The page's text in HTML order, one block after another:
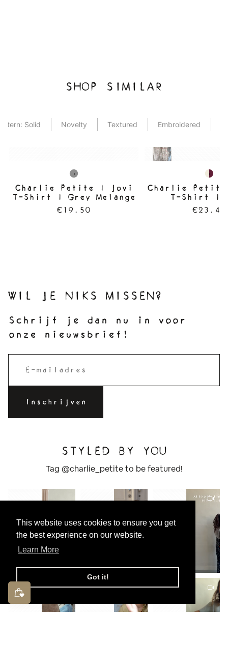
This website uses cookies to ensure you get
the best experience on our website.
Learn More
Got it!
SHOP SIMILAR
Solid Novelty Textured Embroidered
Charlie Petite | Jovi
T-Shirt | Grey Melange
€19.50
Charlie
T-Shirt |
€23.40
WIL JE NIKS MISSEN?
Schrijf je dan nu in voor
onze nieuwsbrief!
STYLED BY YOU
Tag @charlie_petite to be featured!